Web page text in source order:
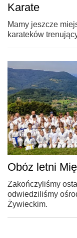
Karate
Mamy jeszcze
karateków
Obóz letni
Zakończyliśmy
odwiedziliśmy
Żywieckim.